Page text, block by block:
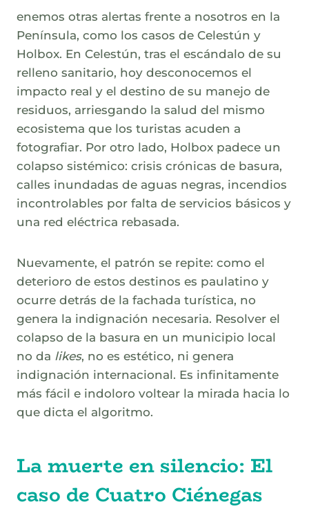
enemos otras alertas frente a nosotros en la
Península, como los casos de Celestún y
Holbox. En Celestún, tras el escándalo de su
relleno sanitario, hoy desconocemos el
impacto real y el destino de su manejo de
residuos, arriesgando la salud del mismo
ecosistema que los turistas acuden a
fotografiar. Por otro lado, Holbox padece un
colapso sistémico: crisis crónicas de basura,
calles inundadas de aguas negras, incendios
incontrolables por falta de servicios básicos y
una red eléctrica rebasada.
Nuevamente, el patrón se repite: como el
deterioro de estos destinos es paulatino y
ocurre detrás de la fachada turística, no
genera la indignación necesaria. Resolver el
colapso de la basura en un municipio local
no da likes, no es estético, ni genera
indignación internacional. Es infinitamente
más fácil e indoloro voltear la mirada hacia lo
que dicta el algoritmo.
La muerte en silencio: El
caso de Cuatro Ciénegas